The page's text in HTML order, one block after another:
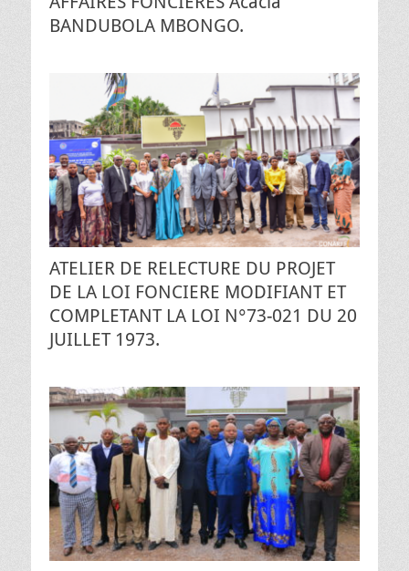
BANDUBOLA MBONGO.
ATELIER DE RELECTURE DU PROJET
DE LA LOI FONCIERE MODIFIANT ET
COMPLETANT LA LOI N°73-021 DU 20
JUILLET 1973.